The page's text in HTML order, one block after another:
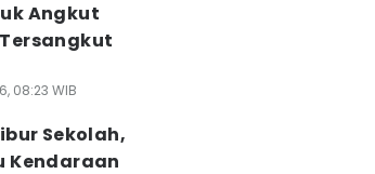
Angkut
08:23 WIB
Sekolah,
Kendaraan